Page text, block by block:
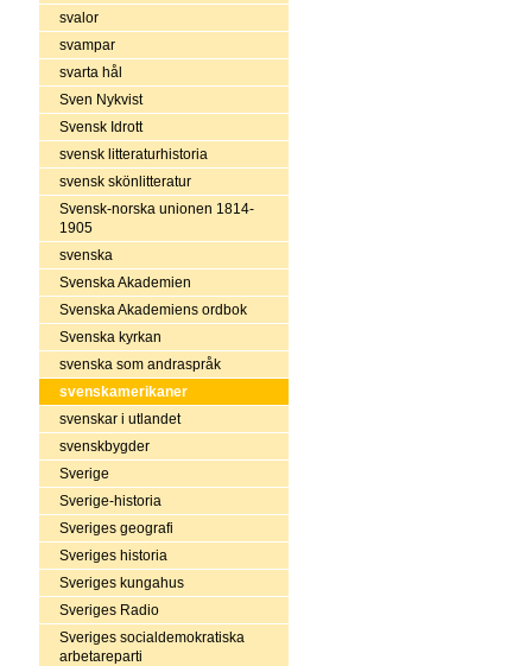
svalor
svampar
svarta hål
Sven Nykvist
Svensk Idrott
svensk litteraturhistoria
svensk skönlitteratur
Svensk-norska unionen 1814-
1905
svenska
Svenska Akademien
Svenska Akademiens ordbok
Svenska kyrkan
svenska som andraspråk
svenskamerikaner
svenskar i utlandet
svenskbygder
Sverige
Sverige-historia
Sveriges geografi
Sveriges historia
Sveriges kungahus
Sveriges Radio
Sveriges socialdemokratiska
arbetareparti